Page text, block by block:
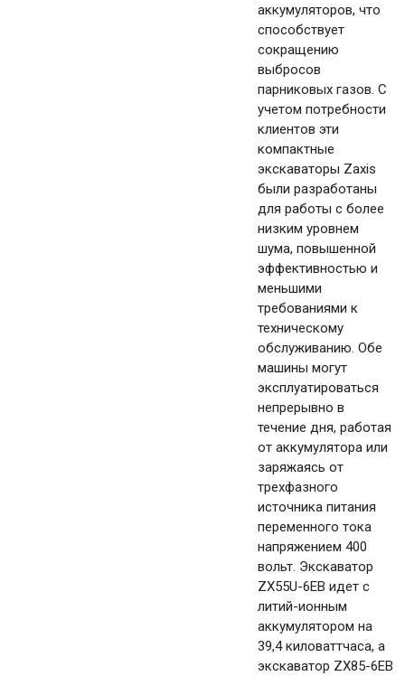
аккумуляторов, что
способствует
сокращению
выбросов
парниковых газов. С
учетом потребности
клиентов эти
компактные
экскаваторы Zaxis
были разработаны
для работы с более
низким уровнем
шума, повышенной
эффективностью и
меньшими
требованиями к
техническому
обслуживанию. Обе
машины могут
эксплуатироваться
непрерывно в
течение дня, работая
от аккумулятора или
заряжаясь от
трехфазного
источника питания
переменного тока
напряжением 400
вольт. Экскаватор
ZX55U-6EB идет с
литий-ионным
аккумулятором на
39,4 киловаттчаса, а
экскаватор ZX85-6EB